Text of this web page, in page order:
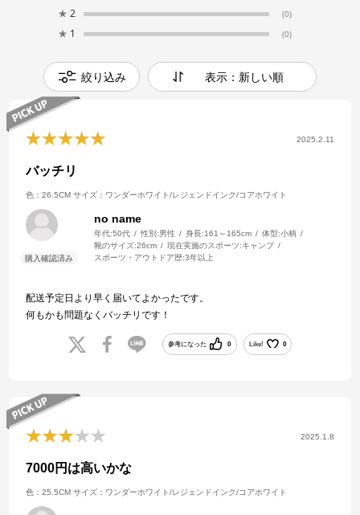
★ 2 (0)
★ 1 (0)
絞り込み 表示：新しい順
2025.2.11
バッチリ
色：26.5CM サイズ：ワンダーホワイト/レジェンドインク/コアホワイト
no name
年代:50代 性別:男性 身長:161～165cm 体型:小柄
靴のサイズ:26cm 現在実施のスポーツ:キャンプ
スポーツ・アウトドア歴:3年以上
配送予定日より早く届いてよかったです。
何もかも問題なくバッチリです！
参考になった 0 Like! 0
2025.1.8
7000円は高いかな
色：25.5CM サイズ：ワンダーホワイト/レジェンドインク/コアホワイト